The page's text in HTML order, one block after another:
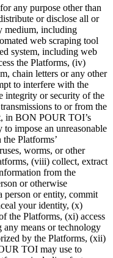
any purpose other than
or disclose all or
medium, including
web scraping tool
system, including web
the Platforms, (iv)
chain letters or any other
to interfere with the
integrity or security of the
to or from the
in BON POUR TOI’s
impose an unreasonable
Platforms’
worms, or other
(viii) collect, extract
from the
or otherwise
person or entity, commit
your identity, (x)
the Platforms, (xi) access
any means or technology
by the Platforms, (xii)
TOI may use to